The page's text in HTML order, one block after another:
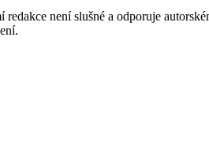
není slušné a odporuje